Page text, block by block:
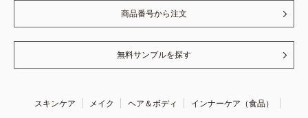
商品番号から注文
無料サンプルを探す
スキンケア メイク ヘア＆ボディ
インナーケア（食品）